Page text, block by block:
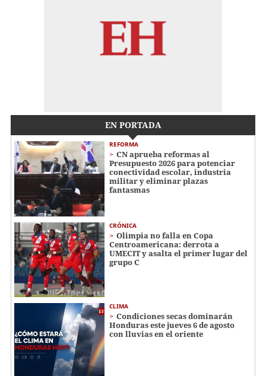
EN PORTADA
REFORMA
CN aprueba reformas al
Presupuesto 2026 para potenciar
conectividad escolar, industria
militar y eliminar plazas
fantasmas
CRÓNICA
Olimpia no falla en Copa
Centroamericana: derrota a
UMECIT y asalta el primer lugar del
grupo C
CLIMA
Condiciones secas dominarán
Honduras este jueves 6 de agosto
con lluvias en el oriente